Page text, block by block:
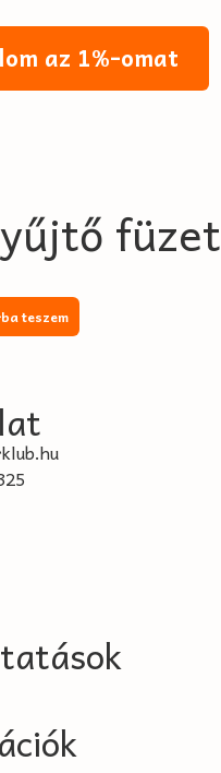
az 1%-omat
füzet
teszem